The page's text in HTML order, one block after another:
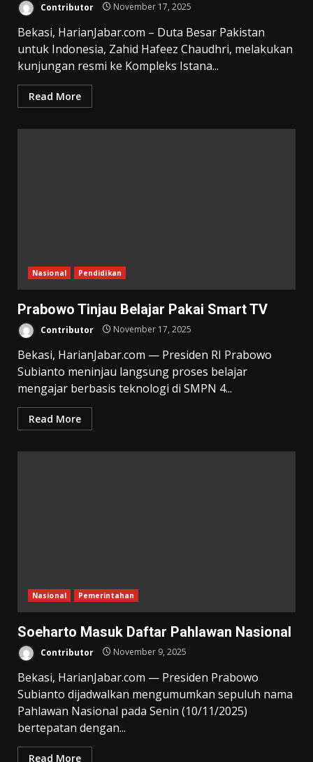
Contributor November 17, 2025
Bekasi, HarianJabar.com – Duta Besar Pakistan
untuk Indonesia, Zahid Hafeez Chaudhri, melakukan
kunjungan resmi ke Kompleks Istana...
Read More
Nasional Pendidikan
Prabowo Tinjau Belajar Pakai Smart TV
Contributor November 17, 2025
Bekasi, HarianJabar.com — Presiden RI Prabowo
Subianto meninjau langsung proses belajar
mengajar berbasis teknologi di SMPN 4...
Read More
Nasional Pemerintahan
Soeharto Masuk Daftar Pahlawan Nasional
Contributor November 9, 2025
Bekasi, HarianJabar.com — Presiden Prabowo
Subianto dijadwalkan mengumumkan sepuluh nama
Pahlawan Nasional pada Senin (10/11/2025)
bertepatan dengan...
Read More